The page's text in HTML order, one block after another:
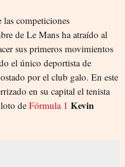
competiciones
de Le Mans ha atraído al
sus primeros movimientos
el único deportista de
por el club galo. En este
en su capital el tenista
de Fórmula 1 Kevin